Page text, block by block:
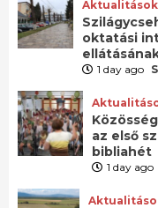
Aktualitások
oktatási
1 day ago
az első
bibliahét
1 day ago